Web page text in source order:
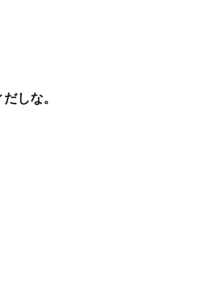
しな。